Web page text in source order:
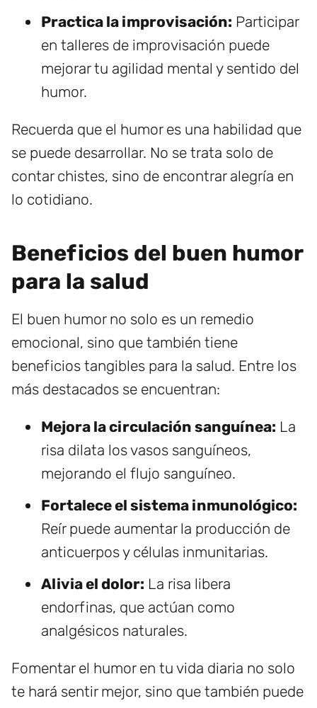
Practica la improvisación: Participar
en talleres de improvisación puede
mejorar tu agilidad mental y sentido del
humor.
Recuerda que el humor es una habilidad que
se puede desarrollar. No se trata solo de
contar chistes, sino de encontrar alegría en
lo cotidiano.
Beneficios del buen humor
para la salud
El buen humor no solo es un remedio
emocional, sino que también tiene
beneficios tangibles para la salud. Entre los
más destacados se encuentran:
Mejora la circulación sanguínea: La
risa dilata los vasos sanguíneos,
mejorando el flujo sanguíneo.
Fortalece el sistema inmunológico:
Reír puede aumentar la producción de
anticuerpos y células inmunitarias.
Alivia el dolor: La risa libera
endorfinas, que actúan como
analgésicos naturales.
Fomentar el humor en tu vida diaria no solo
te hará sentir mejor, sino que también puede